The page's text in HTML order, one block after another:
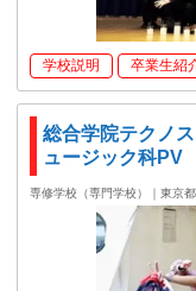
学校説明 卒業生紹
総合学院テクノ
ュージック科PV
専修学校（専門学校）｜東京都